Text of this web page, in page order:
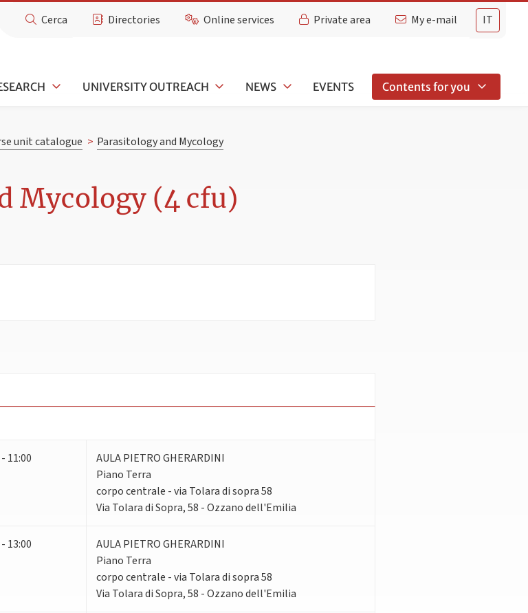
IT
Cerca Directories Online services Private area My e-mail
UNIVERSITY OUTREACH NEWS EVENTS Contents for you
unit catalogue > Parasitology and Mycology
Mycology (4 cfu)
11:00
AULA PIETRO GHERARDINI
Piano Terra
corpo centrale - via Tolara di sopra 58
Via Tolara di Sopra, 58 - Ozzano dell'Emilia
13:00
AULA PIETRO GHERARDINI
Piano Terra
corpo centrale - via Tolara di sopra 58
Via Tolara di Sopra, 58 - Ozzano dell'Emilia